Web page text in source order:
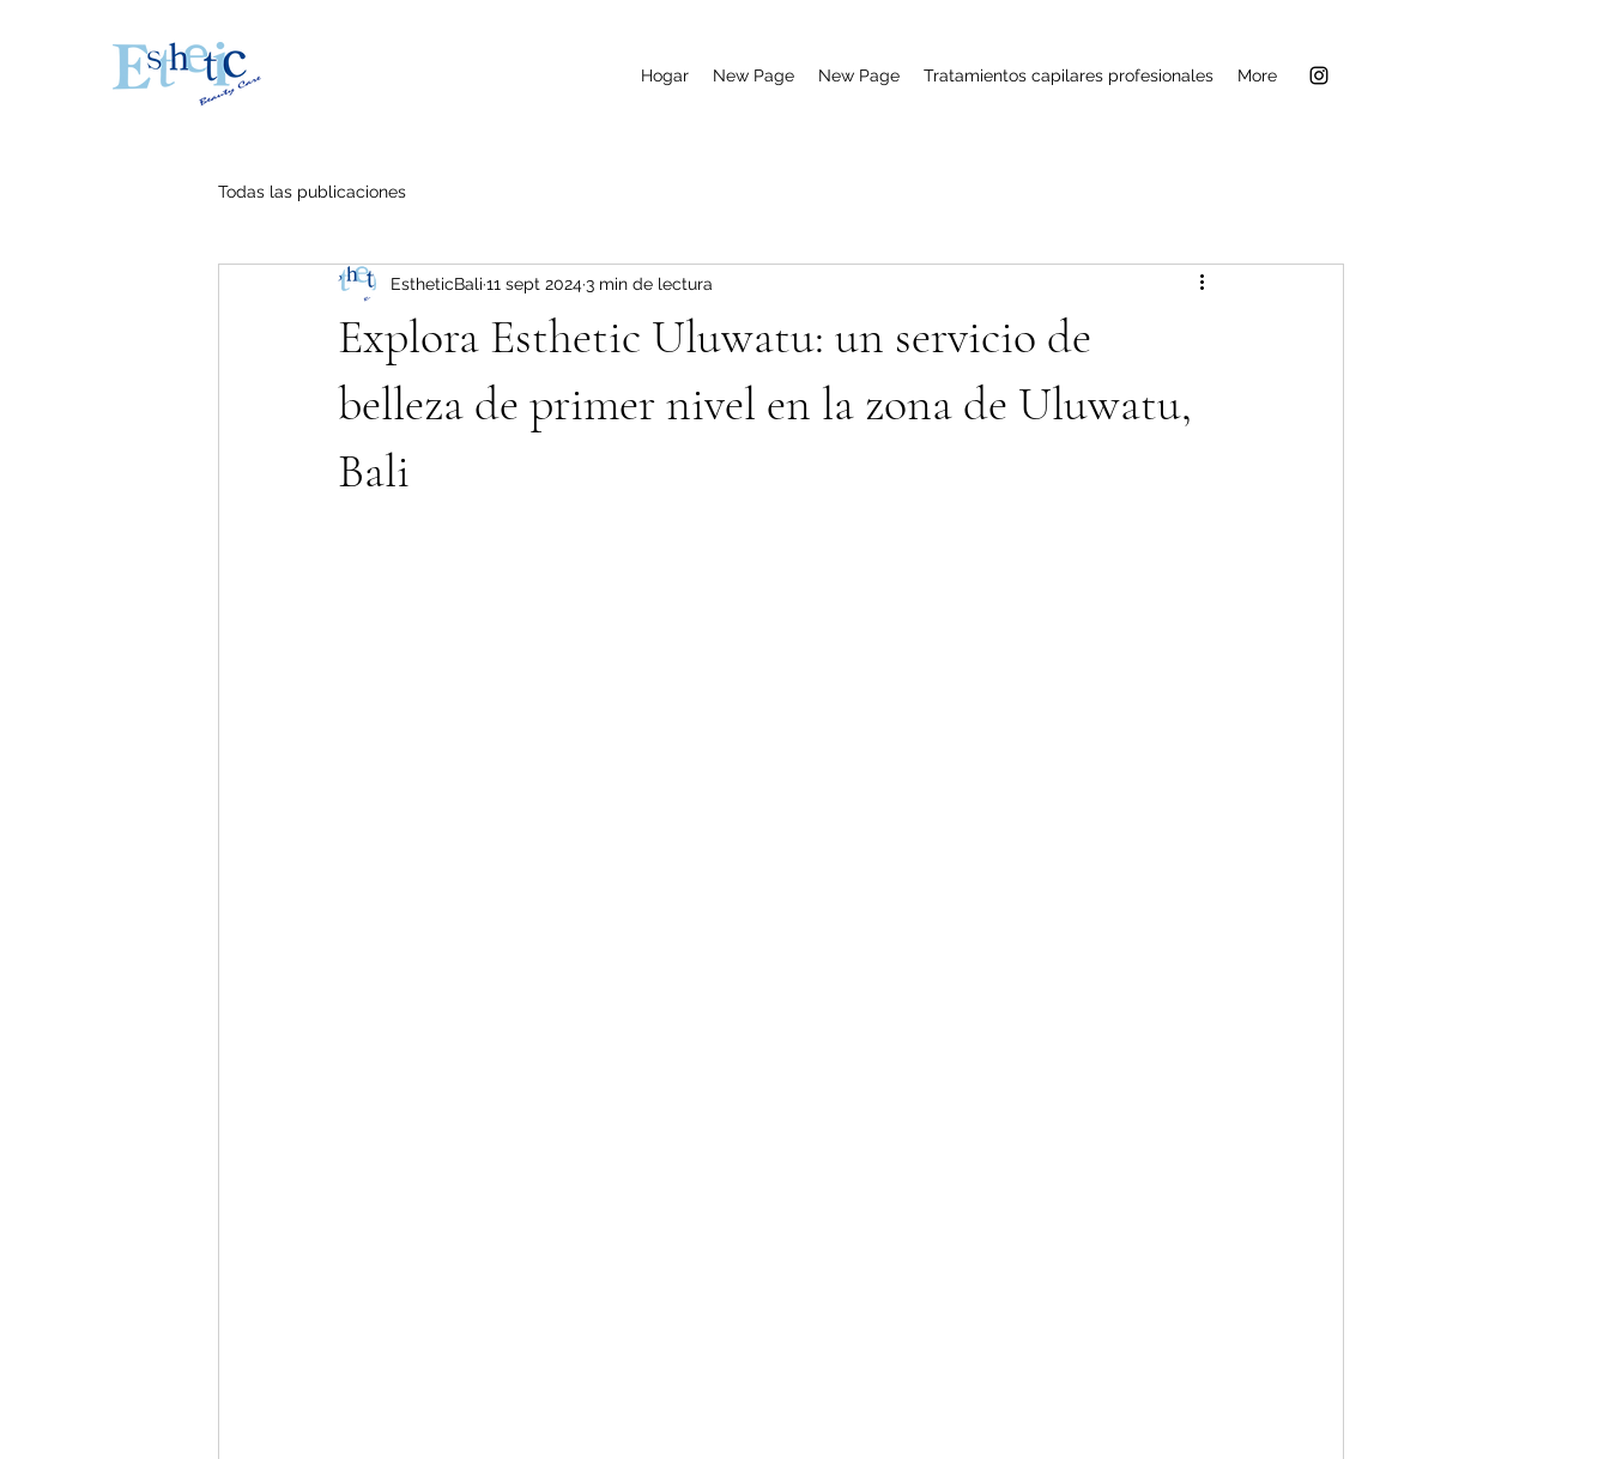
Hogar New Page New Page Tratamientos capilares profesionales More
Todas las publicaciones
Explora Esthetic Uluwatu: un servicio de
belleza de primer nivel en la zona de Uluwatu,
Bali
EstheticBali 11 sept 20243 min de lectura